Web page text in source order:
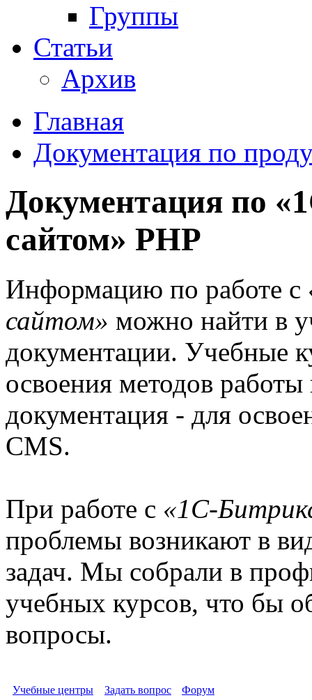
Группы
Статьи
Архив
Главная
Документация по
Документация по
сайтом» PHP
Информацию по работе с
сайтом» можно найти в
документации. Учебные
освоения методов
документация - для
CMS.
При работе с «1С-
проблемы возникают в
задач. Мы собрали в
учебных курсов, что бы
вопросы.
Учебные центры Задать вопрос Форум